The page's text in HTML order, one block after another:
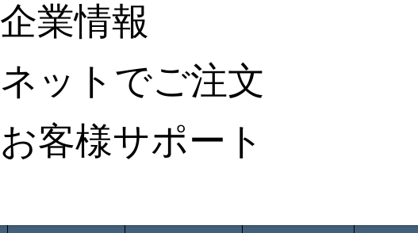
企業情報
ネットでご注文
お客様サポート